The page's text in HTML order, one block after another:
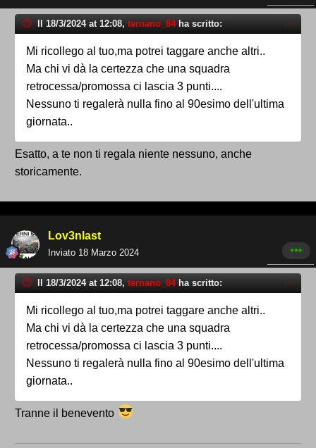
Il 18/3/2024 at 12:08, ternano_84ha scritto:
Mi ricollego al tuo,ma potrei taggare anche altri..
Ma chi vi dà la certezza che una squadra
retrocessa/promossa ci lascia 3 punti....
Nessuno ti regalerà nulla fino al 90esimo dell'ultima
giornata..
Esatto, a te non ti regala niente nessuno, anche
storicamente.
Lov3nlast
Inviato 18 Marzo 2024
Il 18/3/2024 at 12:08, ternano_84ha scritto:
Mi ricollego al tuo,ma potrei taggare anche altri..
Ma chi vi dà la certezza che una squadra
retrocessa/promossa ci lascia 3 punti....
Nessuno ti regalerà nulla fino al 90esimo dell'ultima
giornata..
Tranne il benevento